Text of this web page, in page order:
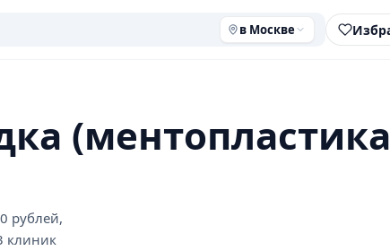
в Москве
рублей,
клиник